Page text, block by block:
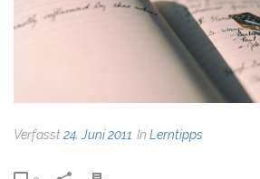
Verfasst24. Juni 2011 In Lerntipps